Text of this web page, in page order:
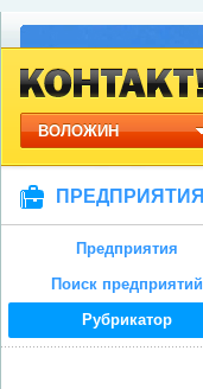
ВОЛОЖИН
ПРЕДПРИЯТИЯ
Предприятия
Поиск предприятий
Рубрикатор